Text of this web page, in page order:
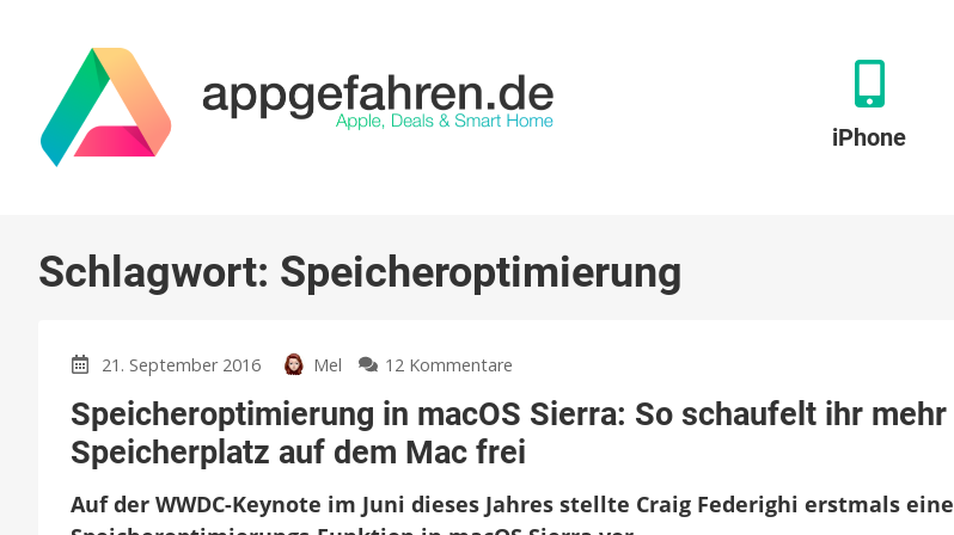
iPhone
Schlagwort: Speicheroptimierung
21. September 2016 Mel 12 Kommentare
in
macOS
Sierra:
schaufelt
Speicheroptimierung in macOS Sierra: So schaufelt ihr mehr
Speicherplatz auf dem Mac frei
Auf der WWDC-Keynote im Juni dieses Jahres stellte Craig Federighi erstmals eine